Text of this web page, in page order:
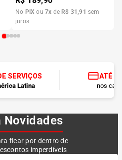
No PIX ou7x de R$ 31 ,91 sem
juros
SERVIÇOS
Latina
ATÉ
nos
Novidades
ficar por dentro de
imperdíveis